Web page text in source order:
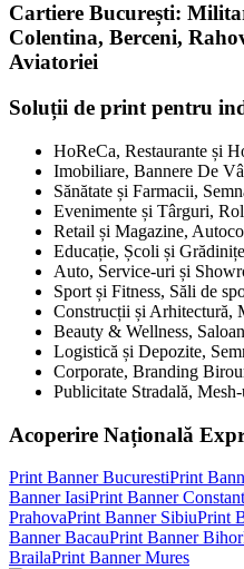
Cartiere București:
Colentina, Berceni,
Aviatoriei
Soluții de print pentru
HoReCa, Restaurante și
Imobiliare, Bannere De
Sănătate și Farmacii,
Evenimente și Târguri,
Retail și Magazine,
Educație, Școli și Grădinițe
Auto, Service-uri și
Sport și Fitness, Săli de
Construcții și Arhitectură,
Beauty & Wellness,
Logistică și Depozite,
Corporate, Branding
Publicitate Stradală,
Acoperire Națională
Print BannerBucurestiPrint
BannerIasiPrint Banner
PrahovaPrint Banner SibiuPrint
BannerBacauPrint BannerBihor
BrailaPrint BannerMures